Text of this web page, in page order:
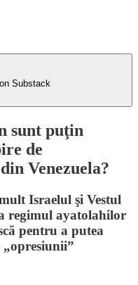
Substack
sunt puţin
de
Venezuela?
Israelul şi Vestul
regimul ayatolahilor
pentru a putea